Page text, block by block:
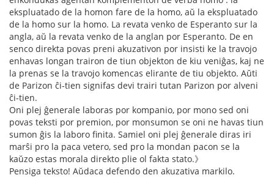
ekspluatado de la homon fare de la homo, aŭ la ekspluatado
de la homo sur la homo. La revata venko de Esperanto sur la
angla, aŭ la revata venko de la anglan por Esperanto. De en
senco direkta povas preni akuzativon por insisti ke la travojo
enhavas longan trairon de tiun objekton de kiu veniĝas, kaj ne
la prenas se la travojo komencas elirante de tiu objekto. Aŭti
de Parizon ĉi-tien signifas devi trairi tutan Parizon por alveni
ĉi-tien.
Oni plej ĝenerale laboras por kompanio, por mono sed oni
povas teksti por premion, por monsumon se oni ne havas tiun
sumon ĝis la laboro finita. Samiel oni plej ĝenerale diras iri
marŝi pro la paca vetero, sed pro la mondan pacon se la
kaŭzo estas morala direkto plie ol fakta stato.》
Pensiga teksto! Aŭdaca defendo den akuzativa markilo.